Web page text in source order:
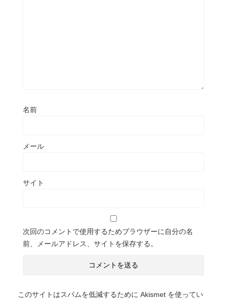
名前
メール
サイト
次回のコメントで使用するためブラウザーに自分の名
前、メールアドレス、サイトを保存する。
このサイトはスパムを低減するために Akismet を使ってい